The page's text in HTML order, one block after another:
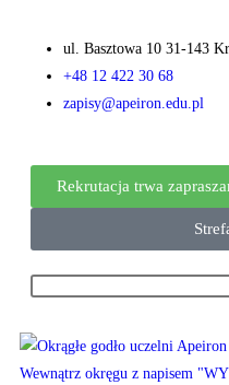
ul. Basztowa 10 31-143
+48 12 422 30 68
zapisy@apeiron.edu.pl
Rekrutacja trwa